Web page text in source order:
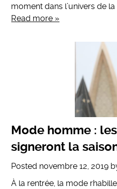
moment dans l’univers de
Read more »
Mode homme :
signeront la
Posted novembre 12, 2019
À la rentrée, la mode